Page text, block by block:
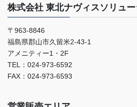
株式会社 東北ナヴィスソリュ
〒963-8846
福島県郡山市久留米2-43-1
アメニティー1・2F
TEL：024-973-6592
FAX：024-973-6593